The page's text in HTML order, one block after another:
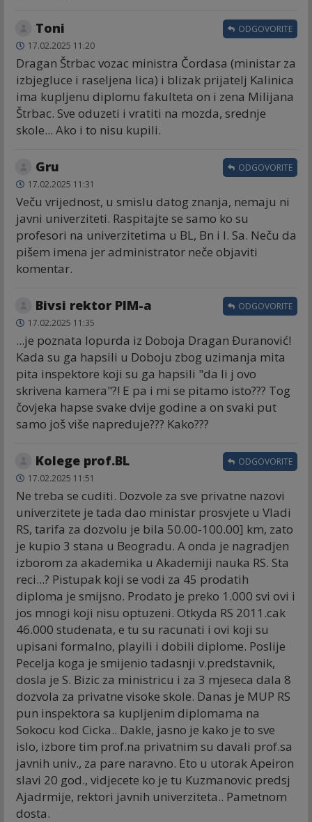
Toni
17.02.2025 11:20
Dragan Štrbac vozac ministra Čordasa (ministar za
izbjegluce i raseljena lica) i blizak prijatelj Kalinica
ima kupljenu diplomu fakulteta on i zena Milijana
Štrbac. Sve oduzeti i vratiti na mozda, srednje
skole... Ako i to nisu kupili.
ODGOVORITE
Gru
17.02.2025 11:31
Veču vrijednost, u smislu datog znanja, nemaju ni
javni univerziteti. Raspitajte se samo ko su
profesori na univerzitetima u BL, Bn i I. Sa. Neču da
pišem imena jer administrator neče objaviti
komentar.
ODGOVORITE
Bivsi rektor PIM-a
17.02.2025 11:35
...je poznata lopurda iz Doboja Dragan Đuranović!
Kada su ga hapsili u Doboju zbog uzimanja mita
pita inspektore koji su ga hapsili "da li j ovo
skrivena kamera"?! E pa i mi se pitamo isto??? Tog
čovjeka hapse svake dvije godine a on svaki put
samo još više napreduje??? Kako???
ODGOVORITE
Kolege prof.BL
17.02.2025 11:51
Ne treba se cuditi. Dozvole za sve privatne nazovi
univerzitete je tada dao ministar prosvjete u Vladi
RS, tarifa za dozvolu je bila 50.00-100.00] km, zato
je kupio 3 stana u Beogradu. A onda je nagradjen
izborom za akademika u Akademiji nauka RS. Sta
reci...? Pistupak koji se vodi za 45 prodatih
diploma je smijsno. Prodato je preko 1.000 svi ovi i
jos mnogi koji nisu optuzeni. Otkyda RS 2011.cak
46.000 studenata, e tu su racunati i ovi koji su
upisani formalno, playili i dobili diplome. Poslije
Pecelja koga je smijenio tadasnji v.predstavnik,
dosla je S. Bizic za ministricu i za 3 mjeseca dala 8
dozvola za privatne visoke skole. Danas je MUP RS
pun inspektora sa kupljenim diplomama na
Sokocu kod Cicka.. Dakle, jasno je kako je to sve
islo, izbore tim prof.na privatnim su davali prof.sa
javnih univ., za pare naravno. Eto u utorak Apeiron
slavi 20 god., vidjecete ko je tu Kuzmanovic predsj
Ajadrmije, rektori javnih univerziteta.. Pametnom
dosta.
ODGOVORITE